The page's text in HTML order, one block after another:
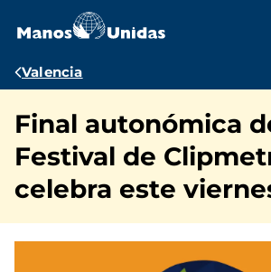
contenido
Ruta
navegación
Valencia
Final autonómica
Festival de
celebra este